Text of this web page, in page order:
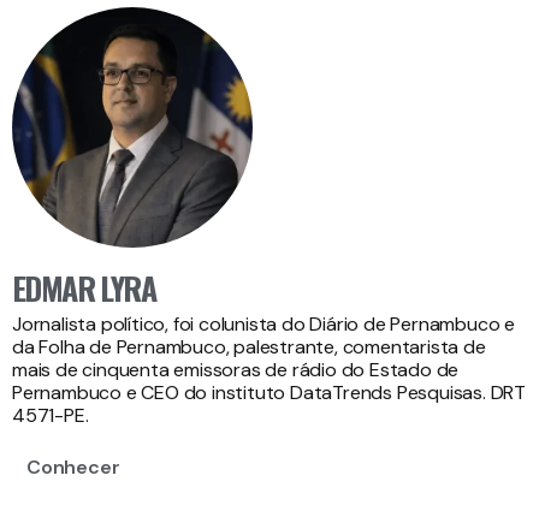
EDMAR LYRA
Jornalista político, foi colunista do Diário de Pernambuco e
da Folha de Pernambuco, palestrante, comentarista de
mais de cinquenta emissoras de rádio do Estado de
Pernambuco e CEO do instituto DataTrends Pesquisas. DRT
4571-PE.
Conhecer